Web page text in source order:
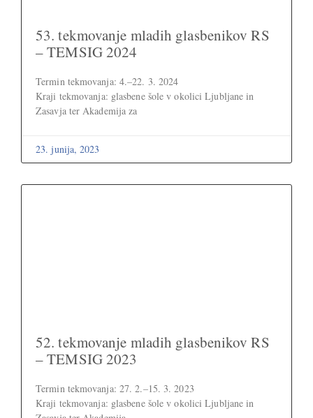
53. tekmovanje mladih glasbenikov RS
– TEMSIG 2024
Termin tekmovanja: 4.–22. 3. 2024
Kraji tekmovanja: glasbene šole v okolici Ljubljane in
Zasavja ter Akademija za
23. junija, 2023
52. tekmovanje mladih glasbenikov RS
– TEMSIG 2023
Termin tekmovanja: 27. 2.–15. 3. 2023
Kraji tekmovanja: glasbene šole v okolici Ljubljane in